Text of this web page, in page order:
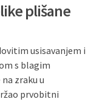
plišane
usisavanjem i
s blagim
zraku u
prvobitni